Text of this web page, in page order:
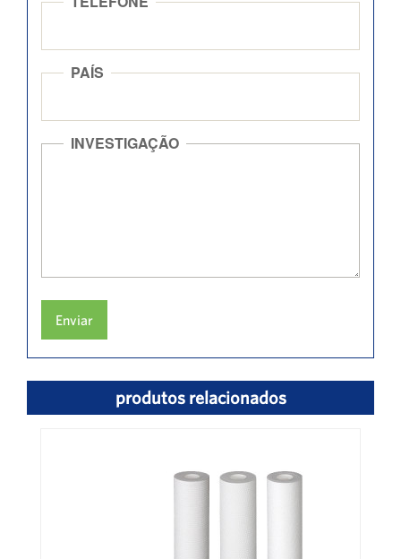
PAÍS
INVESTIGAÇÃO
Enviar
produtos relacionados